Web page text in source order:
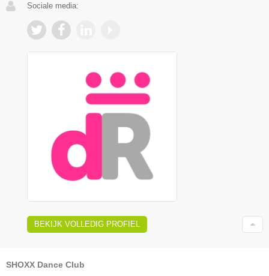
Sociale media:
BEKIJK VOLLEDIG PROFIEL
SHOXX Dance Club